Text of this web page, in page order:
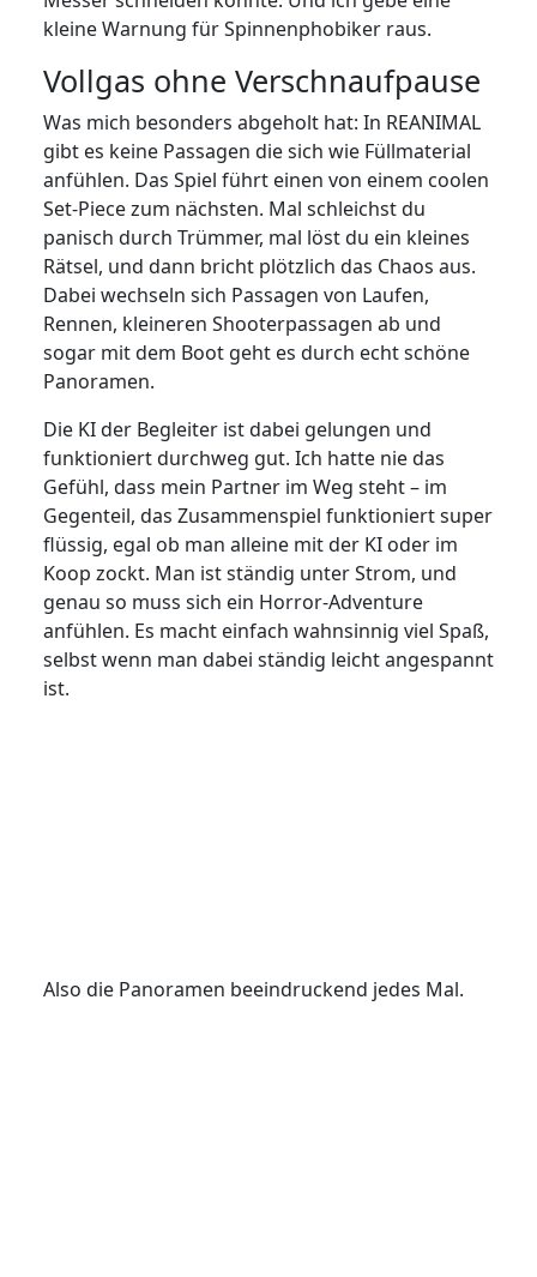
kleine Warnung für Spinnenphobiker raus.
Vollgas ohne Verschnaufpause
Was mich besonders abgeholt hat: In REANIMAL
gibt es keine Passagen die sich wie Füllmaterial
anfühlen. Das Spiel führt einen von einem coolen
Set-Piece zum nächsten. Mal schleichst du
panisch durch Trümmer, mal löst du ein kleines
Rätsel, und dann bricht plötzlich das Chaos aus.
Dabei wechseln sich Passagen von Laufen,
Rennen, kleineren Shooterpassagen ab und
sogar mit dem Boot geht es durch echt schöne
Panoramen.
Die KI der Begleiter ist dabei gelungen und
funktioniert durchweg gut. Ich hatte nie das
Gefühl, dass mein Partner im Weg steht – im
Gegenteil, das Zusammenspiel funktioniert super
flüssig, egal ob man alleine mit der KI oder im
Koop zockt. Man ist ständig unter Strom, und
genau so muss sich ein Horror-Adventure
anfühlen. Es macht einfach wahnsinnig viel Spaß,
selbst wenn man dabei ständig leicht angespannt
ist.
Also die Panoramen beeindruckend jedes Mal.